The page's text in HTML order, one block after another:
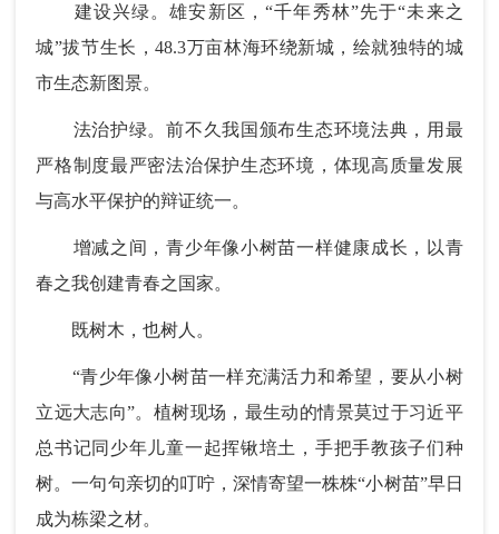
建设兴绿。雄安新区，“千年秀林”先于“未来之
城”拔节生长，48.3万亩林海环绕新城，绘就独特的城
市生态新图景。
法治护绿。前不久我国颁布生态环境法典，用最
严格制度最严密法治保护生态环境，体现高质量发展
与高水平保护的辩证统一。
增减之间，青少年像小树苗一样健康成长，以青
春之我创建青春之国家。
既树木，也树人。
“青少年像小树苗一样充满活力和希望，要从小树
立远大志向”。植树现场，最生动的情景莫过于习近平
总书记同少年儿童一起挥锹培土，手把手教孩子们种
树。一句句亲切的叮咛，深情寄望一株株“小树苗”早日
成为栋梁之材。